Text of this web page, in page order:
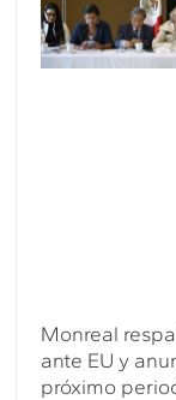
Monreal
ante EU y
próximo